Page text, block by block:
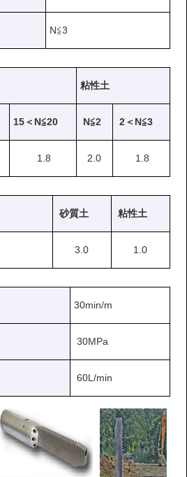
N≦3
粘性土
15＜N≦20 N≦2 2＜N≦3
1.8 2.0 1.8
砂質土 粘性土
3.0 1.0
30min/m
30MPa
60L/min